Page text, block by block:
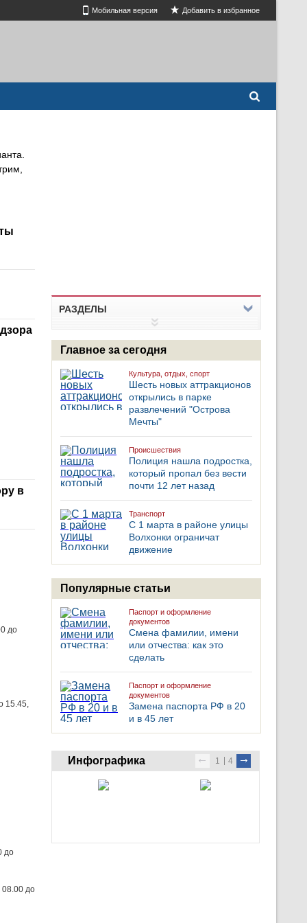
Мобильная версия Добавить в избранное
РАЗДЕЛЫ
Главное за сегодня
Культура, отдых, спорт
Шесть новых аттракционов
открылись в парке
развлечений "Острова
Мечты"
Происшествия
Полиция нашла подростка,
который пропал без вести
почти 12 лет назад
Транспорт
С 1 марта в районе улицы
Волхонки ограничат
движение
Популярные статьи
Паспорт и оформление
документов
Смена фамилии, имени
или отчества: как это
сделать
Паспорт и оформление
документов
Замена паспорта РФ в 20
и в 45 лет
Инфографика 1 4
в
до
15.45,
до
08.00 до